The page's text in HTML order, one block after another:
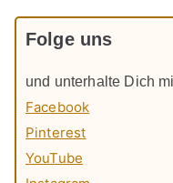
Folge uns
und unterhalte Dich
Facebook
Pinterest
YouTube